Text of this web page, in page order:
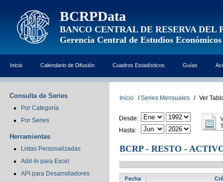
BCRPData
BANCO CENTRAL DE RESERVA DEL
Gerencia Central de Estudios Económicos
Inicio Calendario de Difusión Cuadros Estadísticos Guías
Consulta de Series
Por Categoría
Por Series
Herramientas
Listas Personalizadas
Add-In para Excel
API para Desarrolladores
Inicio / Series Mensuales / Ver
Desde:
Hasta:
BCRP - RESTO -
Fecha